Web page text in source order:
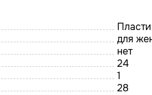
для
нет
24
1
28